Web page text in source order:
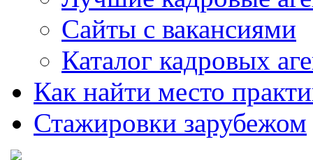
Сайты с вакансиями
Каталог кадровых
Как найти место
Стажировки зарубежом